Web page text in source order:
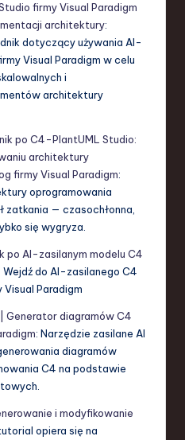
firmy Visual Paradigm
architektury:
dotyczący używania AI-
Visual Paradigm w celu
i
architektury
po C4-PlantUML Studio:
architektury
firmy Visual Paradigm:
oprogramowania
— czasochłonna,
się wygryza.
po AI-zasilanym modelu C4
: Wejdź do AI-zasilanego C4
Paradigm
Generator diagramów C4
: Narzędzie zasilane AI
diagramów
C4 na podstawie
i modyfikowanie
opiera się na